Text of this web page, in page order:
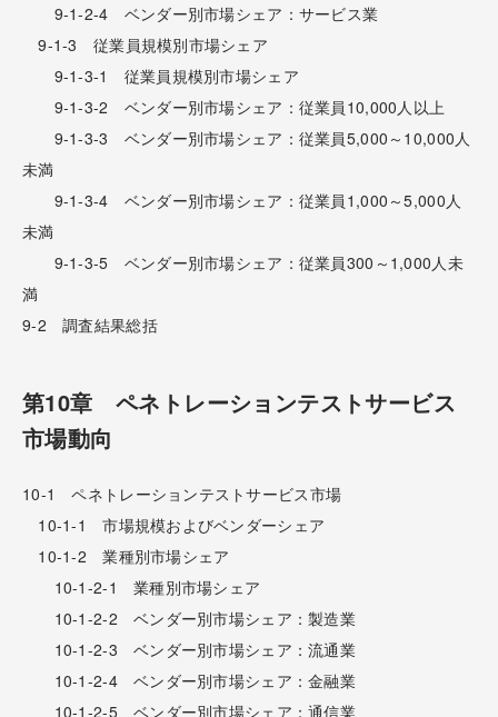
9-1-2-4 ベンダー別市場シェア：サービス業
9-1-3 従業員規模別市場シェア
9-1-3-1 従業員規模別市場シェア
9-1-3-2 ベンダー別市場シェア：従業員10,000人以上
9-1-3-3 ベンダー別市場シェア：従業員5,000～10,000人
未満
9-1-3-4 ベンダー別市場シェア：従業員1,000～5,000人
未満
9-1-3-5 ベンダー別市場シェア：従業員300～1,000人未
満
9-2 調査結果総括
第10章 ペネトレーションテストサービス
市場動向
10-1 ペネトレーションテストサービス市場
10-1-1 市場規模およびベンダーシェア
10-1-2 業種別市場シェア
10-1-2-1 業種別市場シェア
10-1-2-2 ベンダー別市場シェア：製造業
10-1-2-3 ベンダー別市場シェア：流通業
10-1-2-4 ベンダー別市場シェア：金融業
10-1-2-5 ベンダー別市場シェア：通信業